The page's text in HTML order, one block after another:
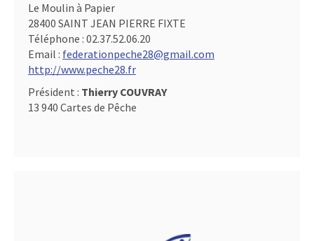
Le Moulin à Papier
28400 SAINT JEAN PIERRE FIXTE
Téléphone : 02.37.52.06.20
Email : federationpeche28@gmail.com
http://www.peche28.fr
Président : Thierry COUVRAY
13 940 Cartes de Pêche